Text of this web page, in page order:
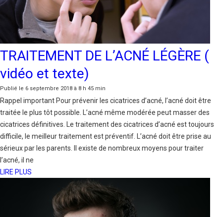
TRAITEMENT DE L’ACNÉ LÉGÈRE (
vidéo et texte)
Publié le 6 septembre 2018 à 8 h 45 min
Rappel important Pour prévenir les cicatrices d’acné, l’acné doit être
traitée le plus tôt possible. L’acné même modérée peut masser des
cicatrices définitives. Le traitement des cicatrices d’acné est toujours
difficile, le meilleur traitement est préventif. L’acné doit être prise au
sérieux par les parents. Il existe de nombreux moyens pour traiter
l’acné, il ne
LIRE PLUS